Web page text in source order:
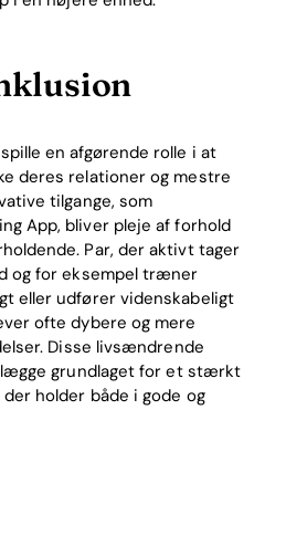
en afgørende rolle i at
deres relationer og mestre
tilgange, som
App, bliver pleje af forhold
Par, der aktivt tager
og for eksempel træner
eller udfører videnskabeligt
ofte dybere og mere
Disse livsændrende
grundlaget for et stærkt
holder både i gode og